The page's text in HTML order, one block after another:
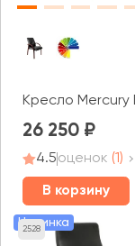
Кресло Mercury
26 250
4.5оценок (1)
В корзину
2528
Новинка